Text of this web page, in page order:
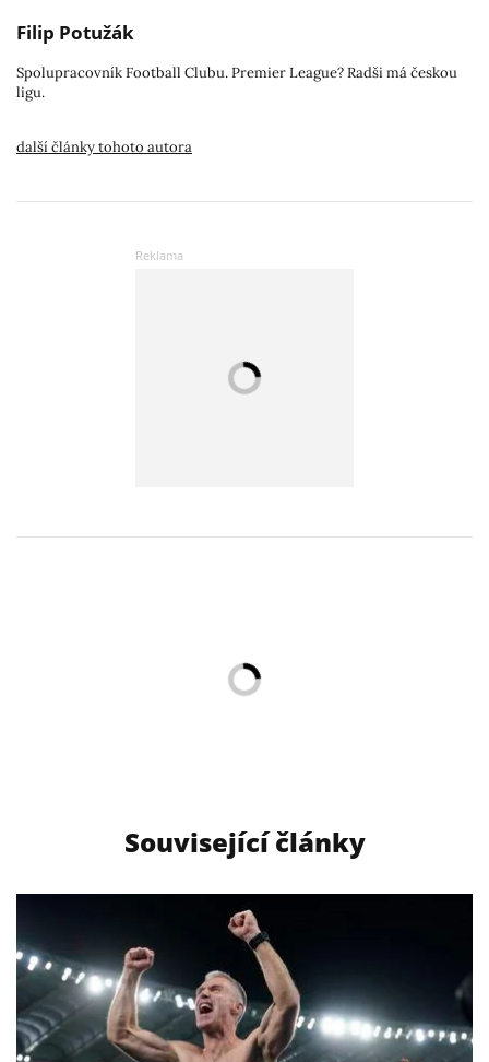
Filip Potužák
Spolupracovník Football Clubu. Premier League? Radši má českou
ligu.
další články tohoto autora
Související články